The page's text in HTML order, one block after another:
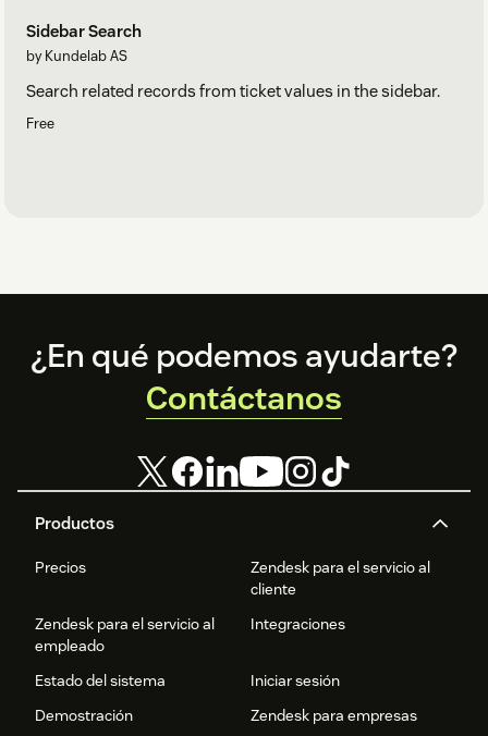
Sidebar Search
by Kundelab AS
Search related records from ticket values in the sidebar.
Free
Footer
Productos
Precios
Zendesk para el servicio al
cliente
Zendesk para el servicio al
empleado
Integraciones
Estado del sistema
Iniciar sesión
Demostración
Zendesk para empresas
¿En qué podemos ayudarte?
Contáctanos